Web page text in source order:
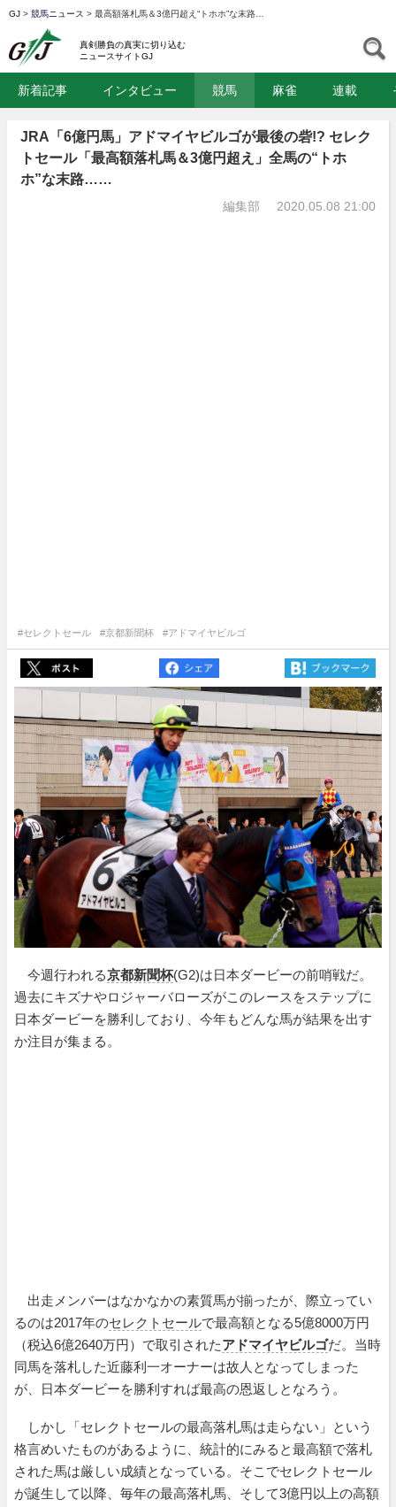
GJ > 競馬ニュース > 最高額落札馬＆3億円超え“トホホ”な末路…
真剣勝負の真実に切り込む
ニュースサイトGJ
新着記事 インタビュー 競馬 麻雀 連載
JRA「6億円馬」アドマイヤビルゴが最後の砦!? セレク
トセール「最高額落札馬＆3億円超え」全馬の“トホ
ホ”な末路……
編集部 2020.05.08 21:00
#セレクトセール #京都新聞杯 #アドマイヤビルゴ
今週行われる京都新聞杯(G2)は日本ダービーの前哨戦だ。
過去にキズナやロジャーバローズがこのレースをステップに
日本ダービーを勝利しており、今年もどんな馬が結果を出す
か注目が集まる。
出走メンバーはなかなかの素質馬が揃ったが、際立ってい
るのは2017年のセレクトセールで最高額となる5億8000万円
（税込6億2640万円）で取引されたアドマイヤビルゴだ。当時
同馬を落札した近藤利一オーナーは故人となってしまった
が、日本ダービーを勝利すれば最高の恩返しとなろう。
しかし「セレクトセールの最高落札馬は走らない」という
格言めいたものがあるように、統計的にみると最高額で落札
された馬は厳しい成績となっている。そこでセレクトセール
が誕生して以降、毎年の最高落札馬、そして3億円以上の高額